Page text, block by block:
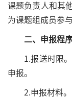
课题负责人和其
为课题组成员参
二、申报程
1.报送时限
申报。
2.申报材料